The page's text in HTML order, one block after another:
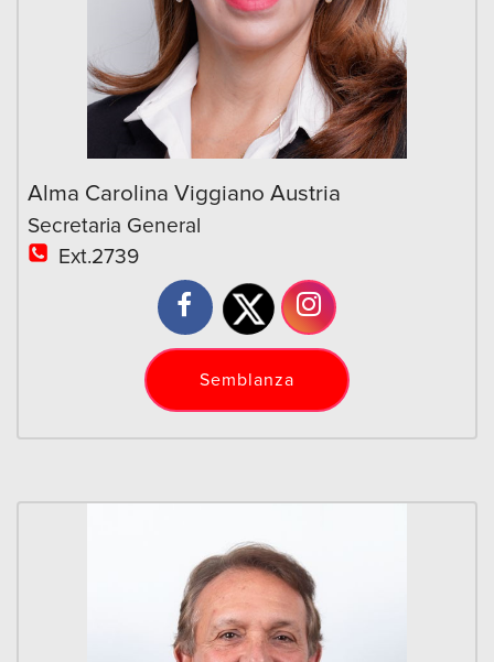
Alma Carolina Viggiano Austria
Secretaria General
Ext.2739
Semblanza